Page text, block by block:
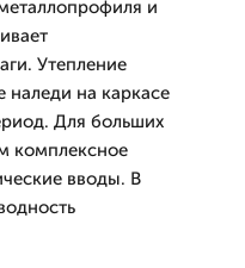
и
Утепление
наледи на каркасе
Для больших
комплексное
вводы. В